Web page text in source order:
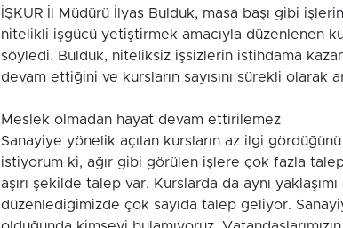
İŞKUR İl Müdürü İlyas Bulduk, masa başı gibi
nitelikli işgücü yetiştirmek amacıyla düzenlenen
söyledi. Bulduk, niteliksiz işsizlerin istihdama
devam ettiğini ve kursların sayısını sürekli olarak
Meslek olmadan hayat devam ettirilemez
Sanayiye yönelik açılan kursların az ilgi
istiyorum ki, ağır gibi görülen işlere çok fazla
aşırı şekilde talep var. Kurslarda da aynı
düzenlediğimizde çok sayıda talep geliyor.